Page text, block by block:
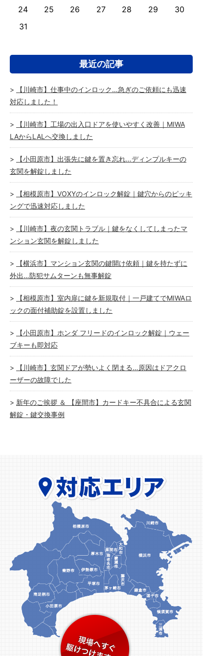
24 25 26 27 28 29
30
31
最近の記事
【川崎市】仕事中のインロック…急ぎのご依頼にも迅速
対応しました！
【川崎市】工場の出入口ドアを使いやすく改善｜MIWA
LAからLALへ交換しました
【小田原市】出張先に鍵を置き忘れ…ディンプルキーの
玄関を解錠しました
【相模原市】VOXYのインロック解錠｜鍵穴からのピッキ
ングで迅速対応しました
【川崎市】夜の玄関トラブル｜鍵をなくしてしまったマ
ンション玄関を解錠しました
【横浜市】マンション玄関の鍵開け依頼｜鍵を持たずに
外出…防犯サムターンも無事解錠
【相模原市】室内扉に鍵を新規取付｜一戸建てでMIWAロ
ックの面付補助錠を設置しました
【小田原市】ホンダ フリードのインロック解錠｜ウェー
ブキーも即対応
【川崎市】玄関ドアが勢いよく閉まる…原因はドアクロ
ーザーの故障でした
新年のご挨拶 ＆ 【座間市】カードキー不具合による玄関
解錠・鍵交換事例